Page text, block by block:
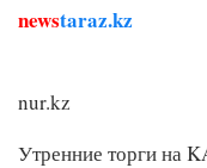
newstaraz.kz
nur.kz
Утренние торги на